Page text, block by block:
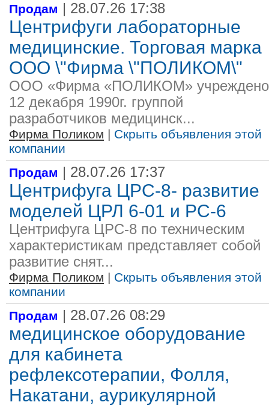
Продам
| 28.07.26 17:38
Центрифуги лабораторные
медицинские. Торговая марка
ООО \"Фирма \"ПОЛИКОМ\"
ООО «Фирма «ПОЛИКОМ» учреждено
12 декабря 1990г. группой
разработчиков медицинск...
Фирма Поликом | Скрыть объявления этой
компании
Продам
| 28.07.26 17:37
Центрифуга ЦРС-8- развитие
моделей ЦРЛ 6-01 и РС-6
Центрифуга ЦРС-8 по техническим
характеристикам представляет собой
развитие снят...
Фирма Поликом | Скрыть объявления этой
компании
Продам
| 28.07.26 08:29
медицинское оборудование
для кабинета
рефлексотерапии, Фолля,
Накатани, аурикулярной